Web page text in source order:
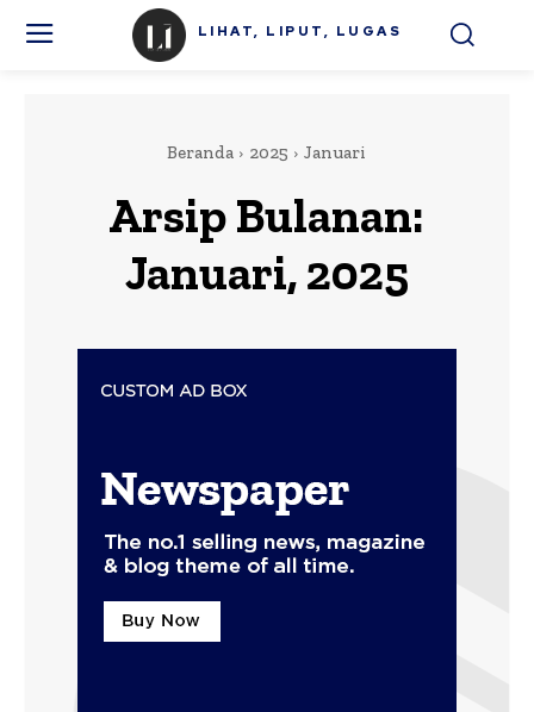
LIHAT, LIPUT, LUGAS
Beranda 2025 Januari
Arsip Bulanan:
Januari, 2025